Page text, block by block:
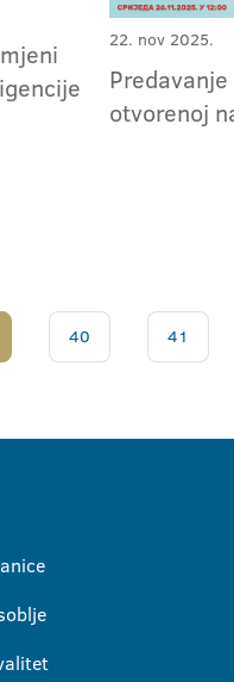
22. nov 2025.
Predavanje
otvorenoj
40 41